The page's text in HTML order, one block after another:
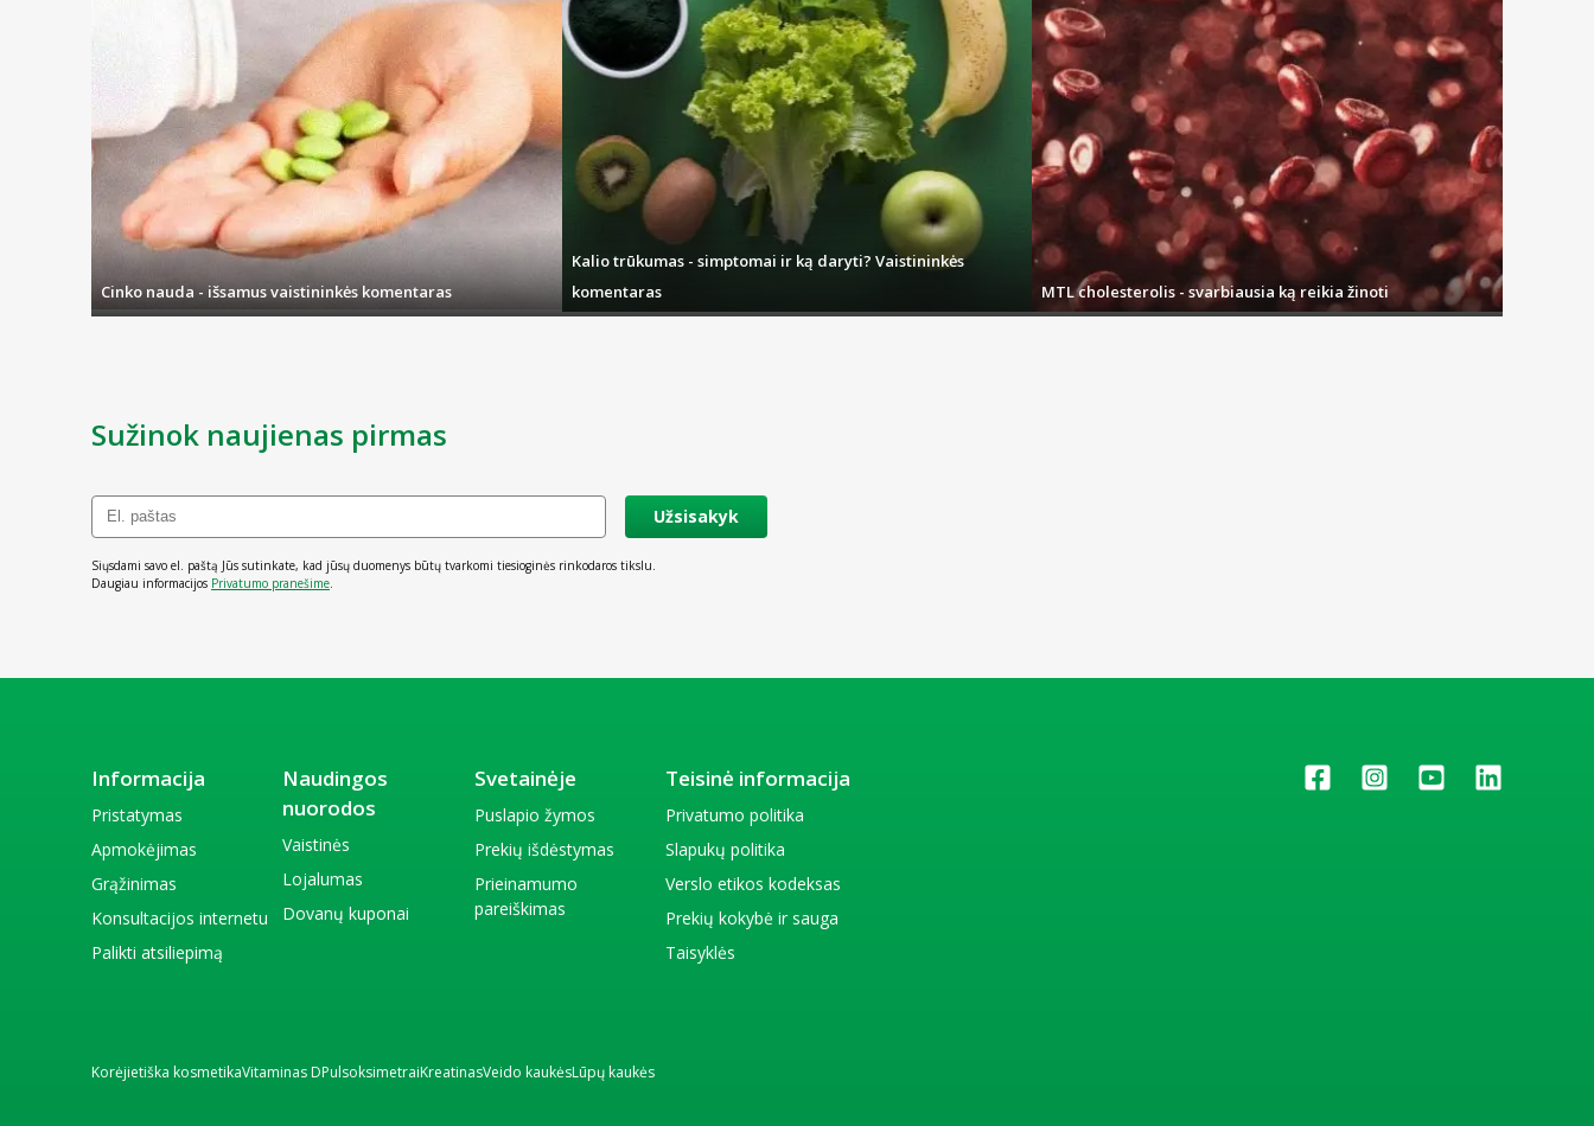
Cinko nauda - išsamus vaistininkės komentaras
Kalio trūkumas - simptomai ir ką daryti? Vaistininkės
komentaras
MTL cholesterolis - svarbiausia ką reikia žinoti
Sužinok naujienas pirmas
Užsisakyk
Siųsdami savo el. paštą Jūs sutinkate, kad jūsų duomenys būtų tvarkomi tiesioginės rinkodaros tikslu.
Daugiau informacijos Privatumo pranešime
Informacija
Pristatymas
Apmokėjimas
Grąžinimas
Konsultacijos internetu
Palikti atsiliepimą
Naudingos
nuorodos
Vaistinės
Lojalumas
Dovanų kuponai
Svetainėje
Puslapio žymos
Prekių išdėstymas
Prieinamumo
pareiškimas
Teisinė informacija
Privatumo politika
Slapukų politika
Verslo etikos kodeksas
Prekių kokybė ir sauga
Taisyklės
Korėjietiška kosmetikaVitaminas DPulsoksimetraiKreatinasVeido kaukėsLūpų kaukės